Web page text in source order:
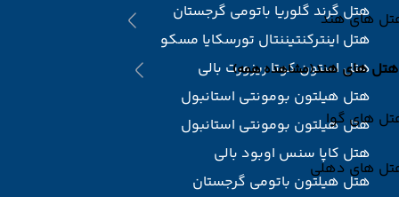
های هند
هتل های هند(مشاهده همه)
های گوا
های دهلی
هتل گرند گلوریا باتومی گرجستان
هتل اینترکنتیننتال تورسکایا مسکو
هتل استون کوتا ریزورت بالی
هتل هیلتون بومونتی استانبول
هتل هیلتون بومونتی استانبول
هتل کاپا سنس اوبود بالی
هتل هیلتون باتومی گرجستان